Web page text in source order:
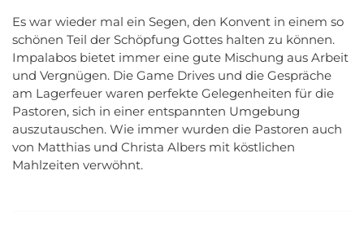
Es war wieder mal ein Segen, den Konvent in einem so
schönen Teil der Schöpfung Gottes halten zu können.
Impalabos bietet immer eine gute Mischung aus Arbeit
und Vergnügen. Die Game Drives und die Gespräche
am Lagerfeuer waren perfekte Gelegenheiten für die
Pastoren, sich in einer entspannten Umgebung
auszutauschen. Wie immer wurden die Pastoren auch
von Matthias und Christa Albers mit köstlichen
Mahlzeiten verwöhnt.